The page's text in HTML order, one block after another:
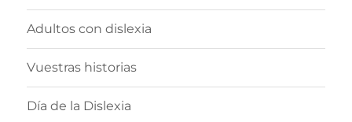
Adultos con dislexia
Vuestras historias
Día de la Dislexia